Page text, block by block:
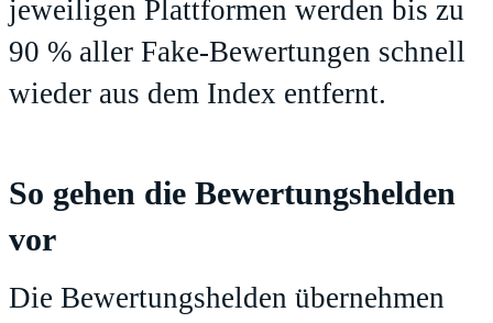
jeweiligen Plattformen werden bis zu
90 % aller Fake-Bewertungen schnell
wieder aus dem Index entfernt.
So gehen die Bewertungshelden
vor
Die Bewertungshelden übernehmen